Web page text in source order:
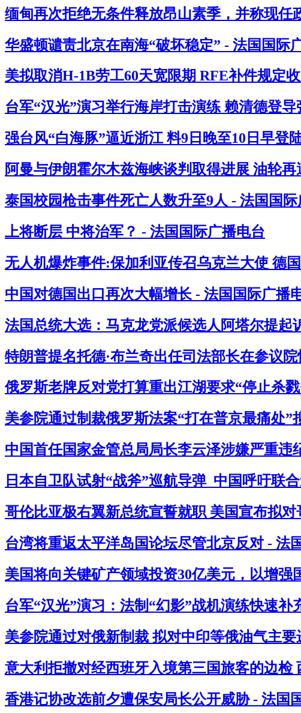
缅甸再次拒绝无条件释放昂山素季，并称现
华盛顿谴责北京在南海“破坏稳定” - 法国国际
美拟取消H-1B劳工60天宽限期 RFE补件规定
台军“汉光”演习举行海岸打击演练 赖清德登
强台风“白海豚”逼近浙江 料9日晚至10日早登
阿曼与伊朗霍尔木兹海峡谈判取得进展 油轮
泰国校园枪击事件死亡人数升至9人 - 法国国
上将断层 中将治军？ - 法国国际广播电台
无人机爆炸事件:保加利亚传召乌克兰大使 德
中国对德国出口再次大幅增长 - 法国国际广播
法国总统大选：马克龙党派候选人阿塔尔提起
特朗普提名托德·布兰奇出任司法部长在参议
俄罗斯老牌反对党打算重出江湖要求“停止杀
美参院通过制裁俄罗斯法案“打在普京最痛处
中国首任国家金管总局局长李云泽涉嫌严重违
日本自卫队试射“战斧”巡航导弹 中国呼吁联
哥伦比亚极右翼新总统宣誓就职 美国宣布拟
台湾将重返太平洋岛国论坛尽管北京反对 - 法
美国将向关键矿产领域投资30亿美元，以增
台军“汉光”演习：法制“幻影”战机演练快速
美参院通过对俄新制裁 拟对中印等俄油气主
意大利拒撤对经西班牙入境第三国旅客的边检
香港记协改选前夕遭保安局长公开威胁 - 法国